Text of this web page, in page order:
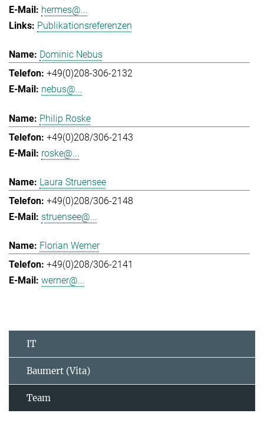
hermes@...
Publikationsreferenzen
Dominic Nebus
+49(0)208-306-2132
nebus@...
Philip Roske
+49(0)208/306-2143
roske@...
Laura Struensee
+49(0)208/306-2148
struensee@...
Florian Werner
+49(0)208/306-2141
werner@...
IT
Baumert (Vita)
Team